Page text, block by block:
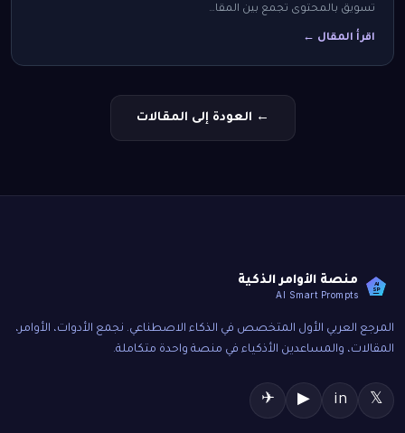
تسويق بالمحتوى تجمع بين المقا…
اقرأ المقال ←
← العودة إلى المقالات
AI
SP
منصة الأوامر الذكية
AI Smart Prompts
المرجع العربي الأول المتخصص في الذكاء الاصطناعي. نجمع الأدوات، الأوامر،
المقالات، والمساعدين الأذكياء في منصة واحدة متكاملة.
𝕏
in
▶
✈